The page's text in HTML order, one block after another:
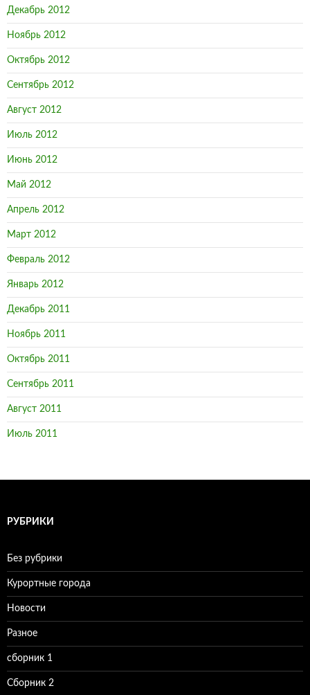
Декабрь 2012
Ноябрь 2012
Октябрь 2012
Сентябрь 2012
Август 2012
Июль 2012
Июнь 2012
Май 2012
Апрель 2012
Март 2012
Февраль 2012
Январь 2012
Декабрь 2011
Ноябрь 2011
Октябрь 2011
Сентябрь 2011
Август 2011
Июль 2011
РУБРИКИ
Без рубрики
Курортные города
Новости
Разное
сборник 1
Сборник 2